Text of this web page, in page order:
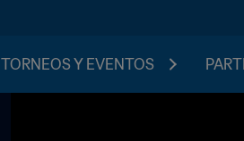
TORNEOS Y EVENTOS